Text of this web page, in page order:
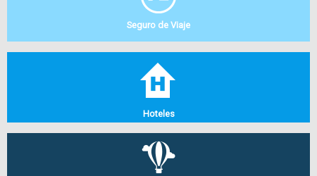
Seguro de Viaje
Hoteles